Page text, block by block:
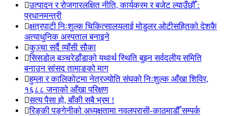
उत्पादन र रोजगारलक्षित नीति, कार्यक्रम र बजेट ल्याउँछौँ :
प्रधानमन्त्री
क्षत्रपाटी निःशुल्क चिकित्सालयलाई मोडुलर ओटीसहितको देशकै
अत्याधुनिक अस्पताल बनाइने
कुञ्चा सर्दै व्याँसी सौका
सिसडोल बञ्चरेडाँडाको यथार्थ स्थिति बुझ्न सर्वदलीय समिति
बनाउन सांसद तामाङको माग
हुम्ला र कालिकोटमा नेत्रज्योति संघको निःशुल्क आँखा शिविर,
१६८८ जनाको आँखा परिक्षण
सत्य पैसा हो, बाँकी सबै भ्रम !
रिङ्की पङ्गेनीको अध्यक्षतामा नवलपरासी-काठमाडौँ सम्पर्क